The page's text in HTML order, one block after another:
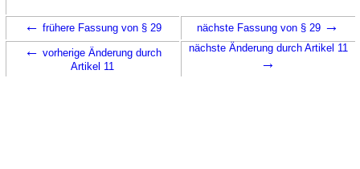
← frühere Fassung von § 29 nächste Fassung von § 29 →
← vorherige Änderung durch
Artikel 11
nächste Änderung durch Artikel 11
→